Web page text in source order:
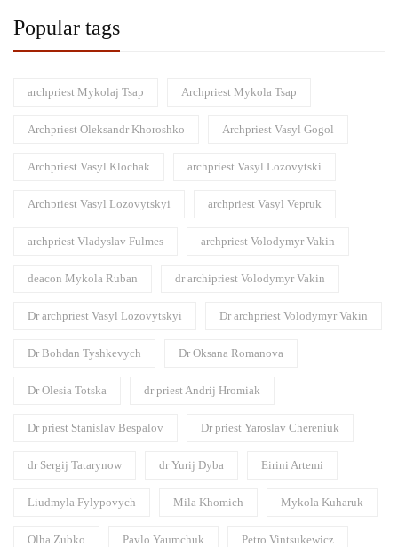
Popular tags
archpriest Mykolaj Tsap Archpriest Mykola Tsap
Archpriest Oleksandr Khoroshko Archpriest Vasyl Gogol
Archpriest Vasyl Klochak archpriest Vasyl Lozovytski
Archpriest Vasyl Lozovytskyi archpriest Vasyl Vepruk
archpriest Vladyslav Fulmes archpriest Volodymyr Vakin
deacon Mykola Ruban dr archipriest Volodymyr Vakin
Dr archpriest Vasyl Lozovytskyi Dr archpriest Volodymyr Vakin
Dr Bohdan Tyshkevych Dr Oksana Romanova
Dr Olesia Totska dr priest Andrij Hromiak
Dr priest Stanislav Bespalov Dr priest Yaroslav Chereniuk
dr Sergij Tatarynow dr Yurij Dyba Eirini Artemi
Liudmyla Fylypovych Mila Khomich Mykola Kuharuk
Olha Zubko Pavlo Yaumchuk Petro Vintsukewicz